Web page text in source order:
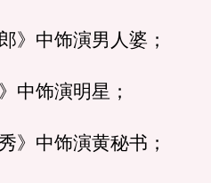
中饰演男人婆；
饰演明星；
中饰演黄秘书；